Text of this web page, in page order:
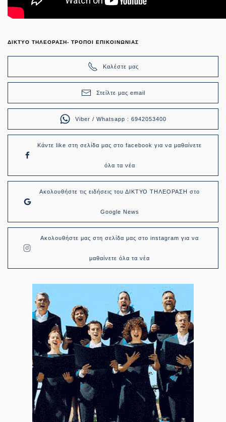
ΔΙΚΤΥΟ ΤΗΛΕΟΡΑΣΗ- ΤΡΟΠΟΙ ΕΠΙΚΟΙΝΩΝΙΑΣ
Καλέστε μας
Στείλτε μας email
Viber / Whatsapp : 6942053400
Κάντε like στη σελίδα μας στο facebook για να μαθαίνετε
όλα τα νέα
Ακολουθήστε τις ειδήσεις του ΔΙΚΤΥΟ ΤΗΛΕΟΡΑΣΗ στο
Google News
Ακολουθήστε μας στη σελίδα μας στο instagram για να
μαθαίνετε όλα τα νέα